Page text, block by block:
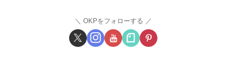
OKPをフォローする